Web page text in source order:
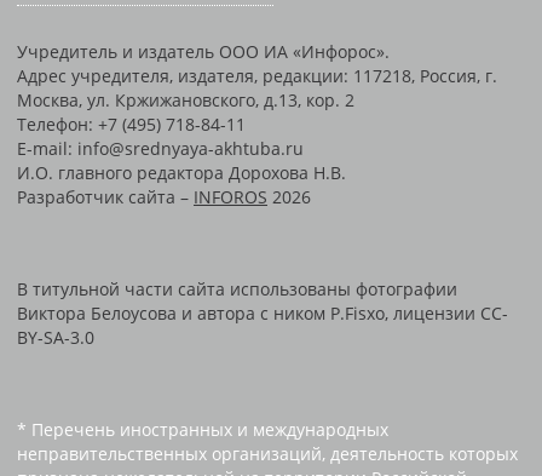
Учредитель и издатель ООО ИА «Инфорос».
Адрес учредителя, издателя, редакции: 117218, Россия, г.
Москва, ул. Кржижановского, д.13, кор. 2
Телефон: +7 (495) 718-84-11
E-mail: info@srednyaya-akhtuba.ru
И.О. главного редактора Дорохова Н.В.
Разработчик сайта – INFOROS 2026
В титульной части сайта использованы фотографии
Виктора Белоусова и автора с ником P.Fisxo, лицензии CC-
BY-SA-3.0
* Перечень иностранных и международных
неправительственных организаций, деятельность которых